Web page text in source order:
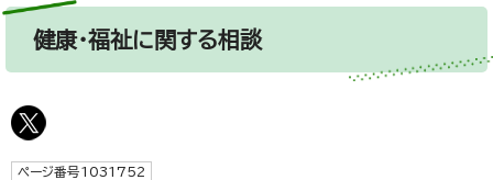
健康・福祉に関する相談
ページ番号1031752